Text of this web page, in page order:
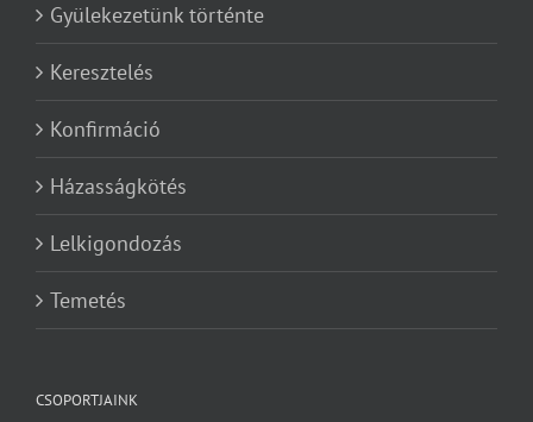
Gyülekezetünk történte
Keresztelés
Konfirmáció
Házasságkötés
Lelkigondozás
Temetés
CSOPORTJAINK